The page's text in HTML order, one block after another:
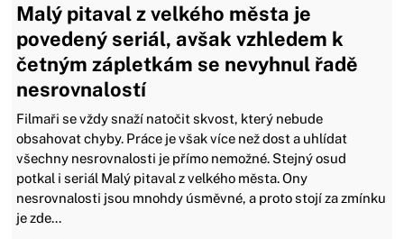
Malý pitaval z velkého města je
povedený seriál, avšak vzhledem k
četným zápletkám se nevyhnul řadě
nesrovnalostí
Filmaři se vždy snaží natočit skvost, který nebude
obsahovat chyby. Práce je však více než dost a uhlídat
všechny nesrovnalosti je přímo nemožné. Stejný osud
potkal i seriál Malý pitaval z velkého města. Ony
nesrovnalosti jsou mnohdy úsměvné, a proto stojí za zmínku
je zde...